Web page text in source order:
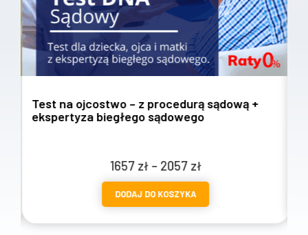
Test na ojcostwo – z procedurą sądową +
ekspertyza biegłego sądowego
1657 zł – 2057 złZakres
cen:
DODAJ DO KOSZYKA